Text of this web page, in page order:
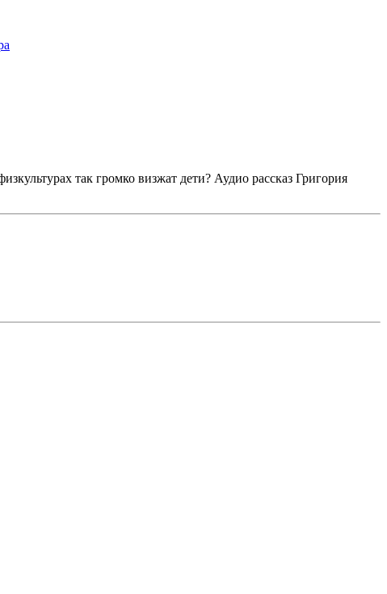
так громко визжат дети? Аудио рассказ Григория